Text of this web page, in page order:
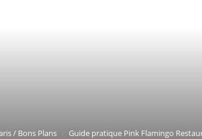
/ Bons Plans Guide pratique Pink Flamingo